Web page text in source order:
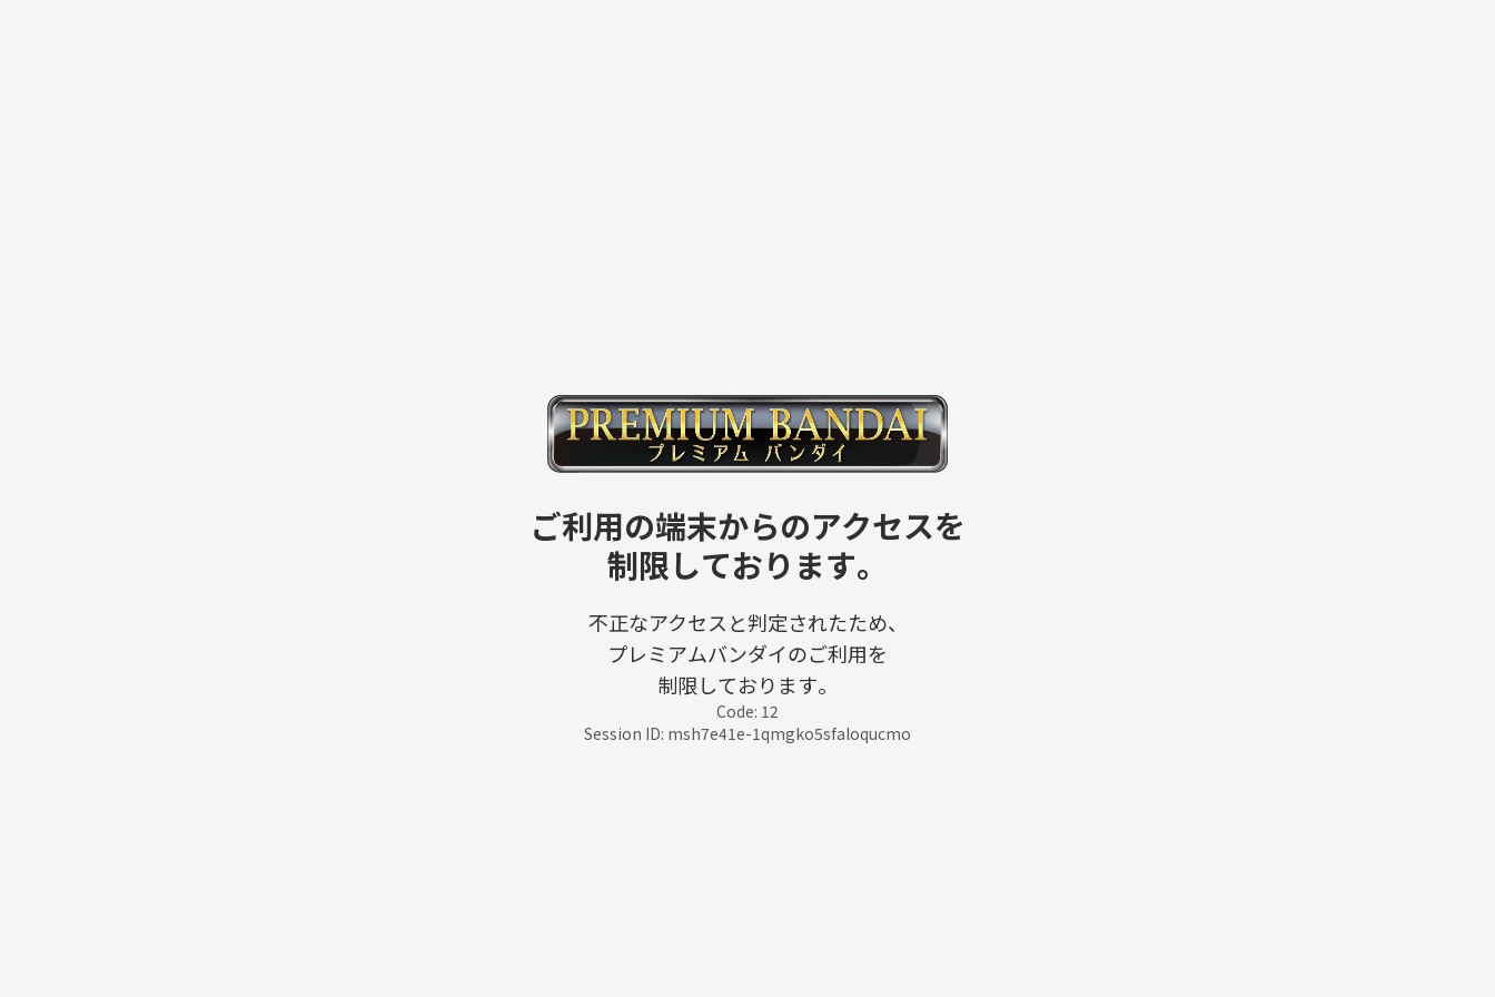
ご利用の端末からのアクセスを
制限しております。
不正なアクセスと判定されたため、
プレミアムバンダイのご利用を
制限しております。
Code: 12
Session ID: msh7e41e-1qmgko5sfaloqucmo